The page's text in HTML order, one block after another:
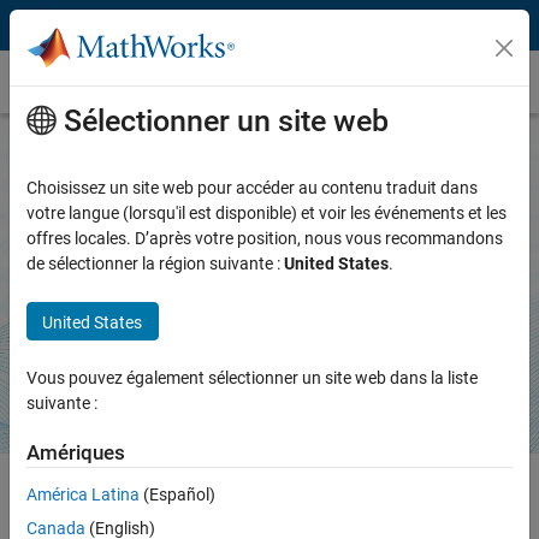
Passer au contenu
MATLAB Agentic Toolkit
MATLAB Agentic Toolkit
Apporter des capacités MATLAB fiables aux agents de
Télécharger sur GitHub
MATLAB Agentic Toolkit dote les agents de codage IA de
Sélectionner un site web
Choisissez un site web pour accéder au contenu traduit dans
votre langue (lorsqu'il est disponible) et voir les événements et les
offres locales. D’après votre position, nous vous recommandons
de sélectionner la région suivante :United States.
United States
Vous pouvez également sélectionner un site web dans la liste
suivante :
Amériques
América Latina (Español)
Canada (English)